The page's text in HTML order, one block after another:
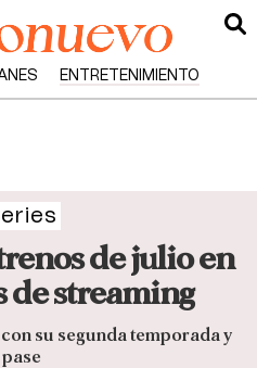
ENTRETENIMIENTO
de julio en
de streaming
su segunda temporada y